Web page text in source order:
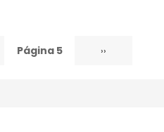
Página 5 Siguiente
››